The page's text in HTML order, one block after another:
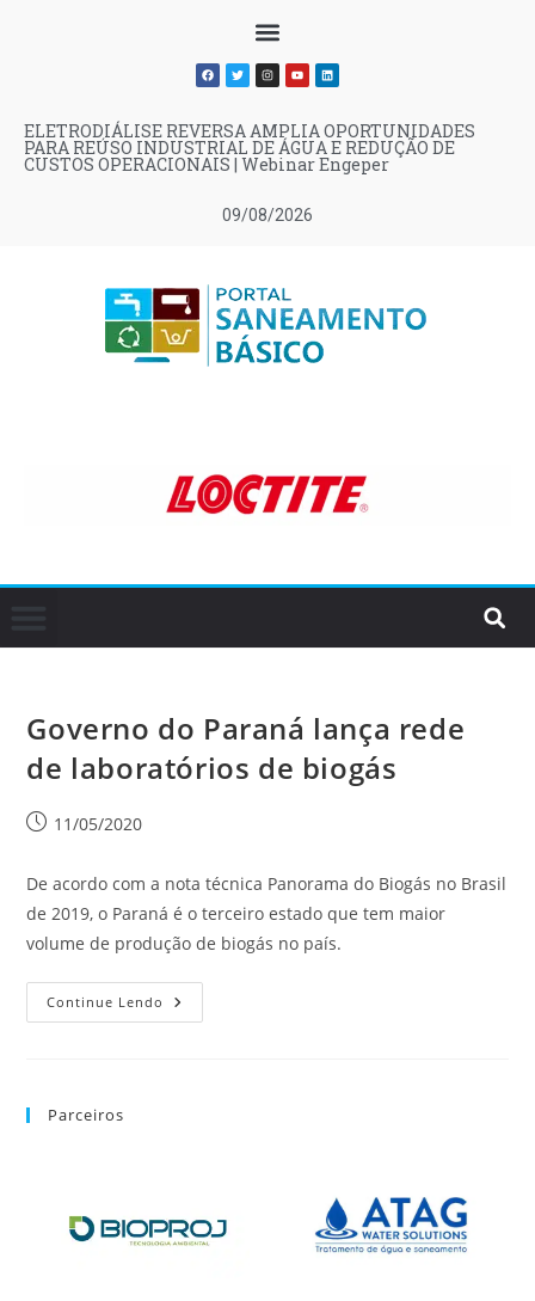
09/08/2026
ELETRODIÁLISE REVERSA AMPLIA OPORTUNIDADES
PARA REÚSO INDUSTRIAL DE ÁGUA E REDUÇÃO DE
CUSTOS OPERACIONAIS | Webinar Engeper
Governo do Paraná lança rede
de laboratórios de biogás
11/05/2020
De acordo com a nota técnica Panorama do Biogás no Brasil
de 2019, o Paraná é o terceiro estado que tem maior
volume de produção de biogás no país.
Continue Lendo
Parceiros